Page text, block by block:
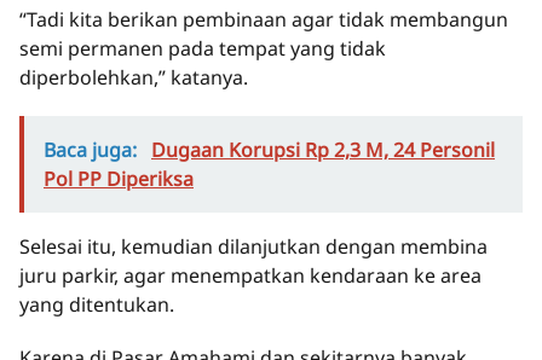
“Tadi kita berikan pembinaan agar tidak membangun
semi permanen pada tempat yang tidak
diperbolehkan,” katanya.
Baca juga: Dugaan Korupsi Rp 2,3 M, 24 Personil
Pol PP Diperiksa
Selesai itu, kemudian dilanjutkan dengan membina
juru parkir, agar menempatkan kendaraan ke area
yang ditentukan.